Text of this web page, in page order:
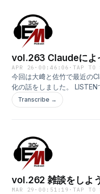
のティア化、AIコーディン
考]Google I/O 2026公式ま
billingClaude Code Review
Enterprise Agent
HitachiPalantir ×
vol.263 Claudeによ
APR 26 · 00:46:06 ·TAP TO
今回は大﨑と佐竹で最近の
化の話をしました。 LISTEN
Transcribe →
vol.262 雑談をしよ
MAR 29 · 00:51:19 ·TAP TO